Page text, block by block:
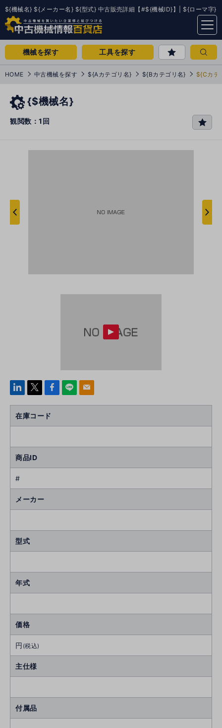
${機械名} ${メーカー名} ${型式} 中古販売詳細【#${機械ID}】| ${ローマ字}
menu
機械を探す 工具を探す
HOME 中古機械を探す ${Aカテゴリ名} ${Bカテゴリ名} ${Cカテ
{$機械名}
観閲数：1回
favo
linke
Face
k
line mail
在庫コード
商品ID
#
メーカー
型式
年式
価格
円 (税込)
主仕様
付属品